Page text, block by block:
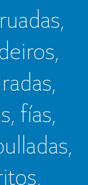
fías,